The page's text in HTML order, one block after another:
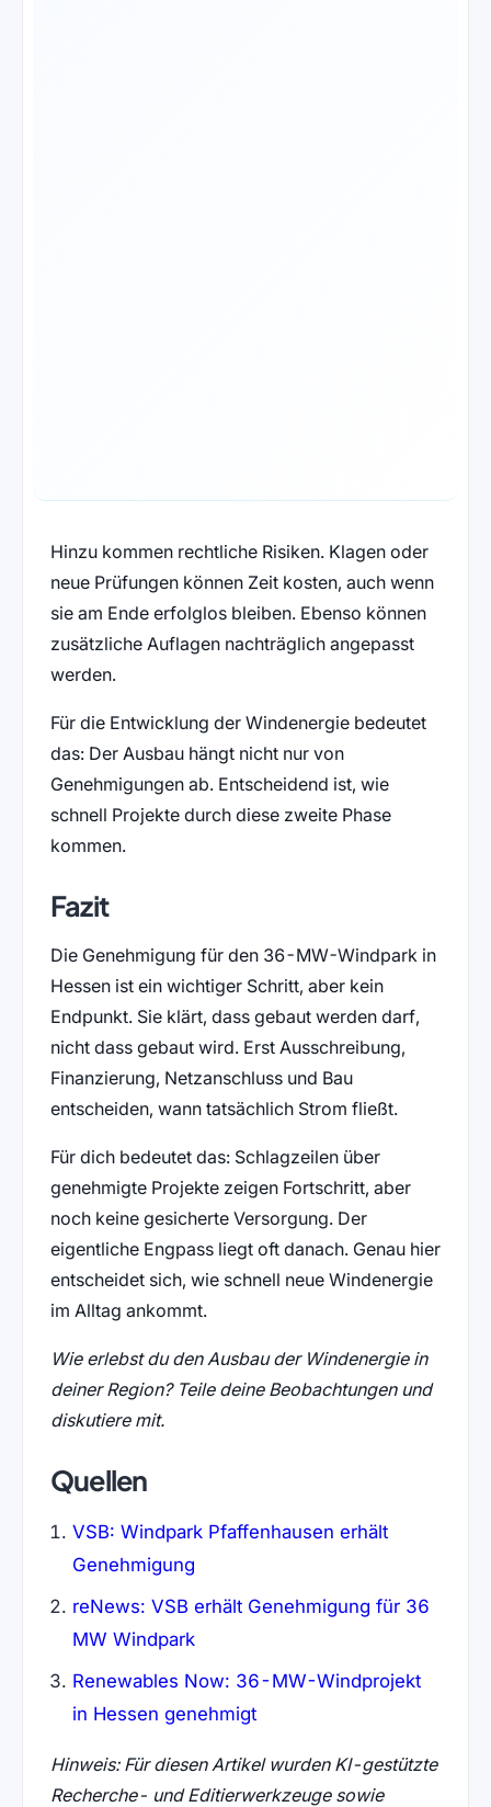
Hinzu kommen rechtliche Risiken. Klagen oder
neue Prüfungen können Zeit kosten, auch wenn
sie am Ende erfolglos bleiben. Ebenso können
zusätzliche Auflagen nachträglich angepasst
werden.
Für die Entwicklung der Windenergie bedeutet
das: Der Ausbau hängt nicht nur von
Genehmigungen ab. Entscheidend ist, wie
schnell Projekte durch diese zweite Phase
kommen.
Fazit
Die Genehmigung für den 36-MW-Windpark in
Hessen ist ein wichtiger Schritt, aber kein
Endpunkt. Sie klärt, dass gebaut werden darf,
nicht dass gebaut wird. Erst Ausschreibung,
Finanzierung, Netzanschluss und Bau
entscheiden, wann tatsächlich Strom fließt.
Für dich bedeutet das: Schlagzeilen über
genehmigte Projekte zeigen Fortschritt, aber
noch keine gesicherte Versorgung. Der
eigentliche Engpass liegt oft danach. Genau hier
entscheidet sich, wie schnell neue Windenergie
im Alltag ankommt.
Wie erlebst du den Ausbau der Windenergie in
deiner Region? Teile deine Beobachtungen und
diskutiere mit.
Quellen
VSB: Windpark Pfaffenhausen erhält
Genehmigung
reNews: VSB erhält Genehmigung für 36
MW Windpark
Renewables Now: 36-MW-Windprojekt
in Hessen genehmigt
Hinweis: Für diesen Artikel wurden KI-gestützte
Recherche- und Editierwerkzeuge sowie